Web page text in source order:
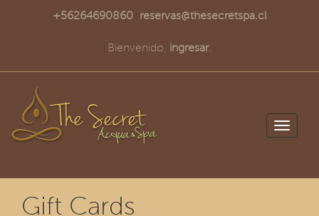
+56264690860| reservas@thesecretspa.cl
Bienvenido, ingresar.
Toggle
Gift Cards